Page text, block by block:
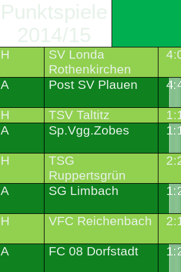
Punktspiele
2014/15
H
SV Londa
Rothenkirchen
A Post SV Plauen
H TSV Taltitz
A Sp.Vgg.Zobes
H
TSG
Ruppertsgrün
A SG Limbach
H VFC Reichenbach
A FC 08 Dorfstadt